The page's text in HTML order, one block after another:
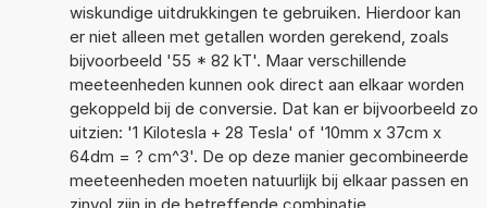
wiskundige uitdrukkingen te gebruiken. Hierdoor kan
er niet alleen met getallen worden gerekend, zoals
bijvoorbeeld '55 * 82 kT'. Maar verschillende
meeteenheden kunnen ook direct aan elkaar worden
gekoppeld bij de conversie. Dat kan er bijvoorbeeld zo
uitzien: '1 Kilotesla + 28 Tesla' of '10mm x 37cm x
64dm = ? cm^3'. De op deze manier gecombineerde
meeteenheden moeten natuurlijk bij elkaar passen en
zinvol zijn in de betreffende combinatie.